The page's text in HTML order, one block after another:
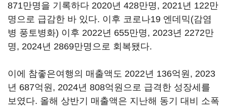
871만명을 기록하다 2020년 428만명, 2021년 122만
명으로 급감한 바 있다. 이후 코로나19 엔데믹(감염
병 풍토병화) 이후 2022년 655만명, 2023년 2272만
명, 2024년 2869만명으로 회복됐다.
이에 참좋은여행의 매출액도 2022년 136억원, 2023
년 687억원, 2024년 808억원으로 급격한 성장세를
보였다. 올해 상반기 매출액은 지난해 동기 대비 소폭